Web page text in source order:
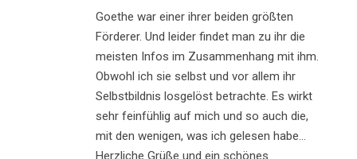
Goethe war einer ihrer beiden größten
Förderer. Und leider findet man zu ihr die
meisten Infos im Zusammenhang mit ihm.
Obwohl ich sie selbst und vor allem ihr
Selbstbildnis losgelöst betrachte. Es wirkt
sehr feinfühlig auf mich und so auch die,
mit den wenigen, was ich gelesen habe…
Herzliche Grüße und ein schönes